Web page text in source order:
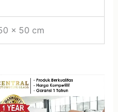
× 50 cm